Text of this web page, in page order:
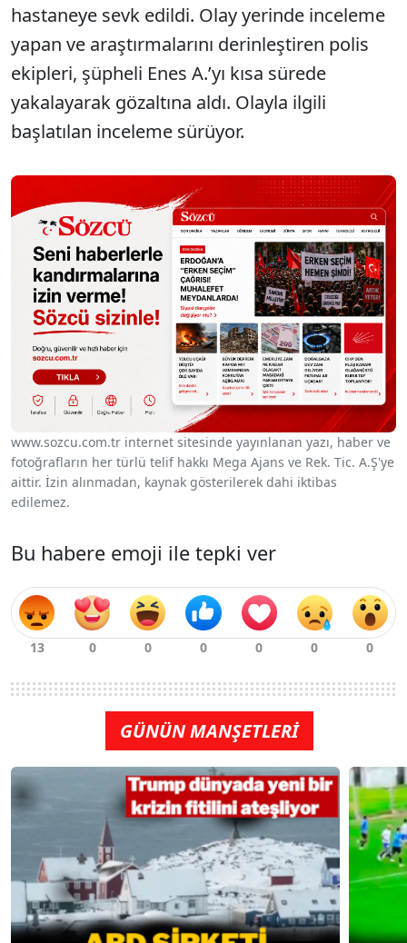
hastaneye sevk edildi. Olay yerinde inceleme
yapan ve araştırmalarını derinleştiren polis
ekipleri, şüpheli Enes A.’yı kısa sürede
yakalayarak gözaltına aldı. Olayla ilgili
başlatılan inceleme sürüyor.
www.sozcu.com.tr internet sitesinde yayınlanan yazı, haber ve
fotoğrafların her türlü telif hakkı Mega Ajans ve Rek. Tic. A.Ş'ye
aittir. İzin alınmadan, kaynak gösterilerek dahi iktibas
edilemez.
Bu habere emoji ile tepki ver
GÜNÜN MANŞETLERİ